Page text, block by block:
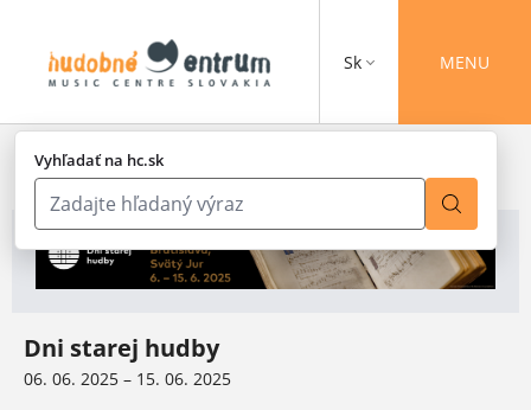
Vyhľadať na hc.sk
Sk MENU
Dni starej hudby
06. 06. 2025 – 15. 06. 2025